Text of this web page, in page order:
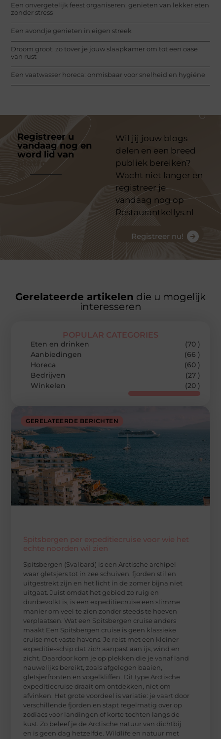
Een onvergetelijk feest organiseren: genieten van lekker eten
zonder stress
Een avondje genieten in eigen streek
Droom groot: zo tover je jouw slaapkamer om tot een oase
van rust
Een vaatwasser horeca: onmisbaar voor snelheid en hygiëne
Registreer u
vandaag nog en
word lid van
platform
Wil jij jouw blogs
delen en een breed
publiek bereiken?
Wacht niet langer en
registreer je
vandaag nog op
Restaurantkellys.nl
Registreer nu!
Gerelateerde artikelen die u mogelijk
interesseren
GERELATEERDE BERICHTEN
Spitsbergen per expeditiecruise voor wie het
echte noorden wil zien
Spitsbergen (Svalbard) is een Arctische archipel
waar gletsjers tot in zee schuiven, fjorden stil en
uitgestrekt zijn en het licht in de zomer bijna niet
uitgaat. Juist omdat het gebied zo ruig en
dunbevolkt is, is een expeditiecruise een slimme
manier om veel te zien zonder steeds te hoeven
verplaatsen. Wat een Spitsbergen cruise anders
maakt Een Spitsbergen cruise is geen klassieke
cruise met vaste havens. Je reist met een kleiner
expeditie-schip dat zich aanpast aan ijs, wind en
zicht. Daardoor kom je op plekken die je vanaf land
nauwelijks bereikt, zoals afgelegen baaien,
gletsjerfronten en vogelkliffen. Dit type Arctische
expeditiecruise draait om ontdekken, niet om
afvinken. Het grote voordeel is variatie: je vaart door
verschillende fjorden en stapt regelmatig over op
zodiacs voor landingen of korte tochten langs de
kust. Zo beleef je de Arctische natuur van dichtbij
en is geen dag hetzelfde. Wildlife en natuur met
POPULAR CATEGORIES
Eten en drinken
(70 )
Aanbiedingen
(66 )
Horeca
(60 )
Bedrijven
(27 )
Winkelen
(20 )